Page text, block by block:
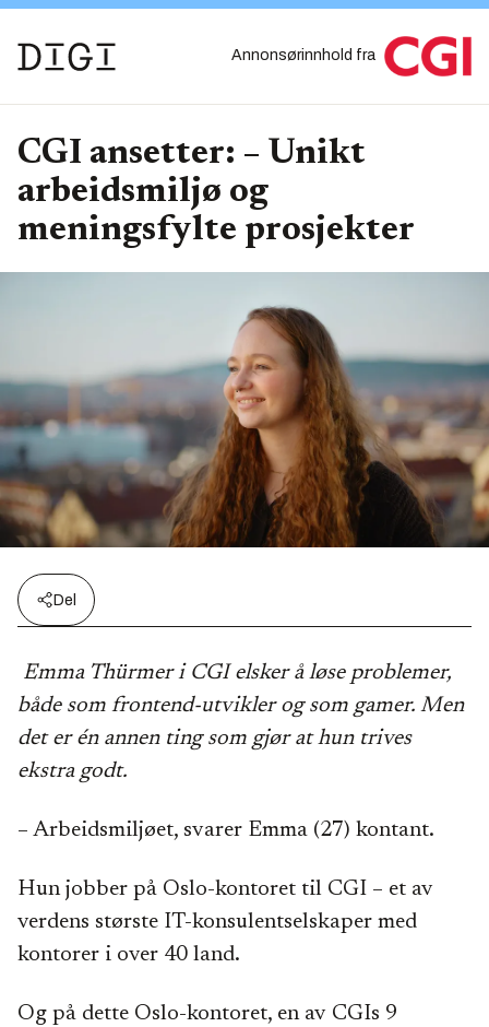
Annonsørinnhold fra
CGI ansetter: – Unikt
arbeidsmiljø og
meningsfylte prosjekter
Del
Emma Thürmer i CGI elsker å løse problemer,
både som frontend-utvikler og som gamer. Men
det er én annen ting som gjør at hun trives
ekstra godt.
– Arbeidsmiljøet, svarer Emma (27) kontant.
Hun jobber på Oslo-kontoret til CGI – et av
verdens største IT-konsulentselskaper med
kontorer i over 40 land.
Og på dette Oslo-kontoret, en av CGIs 9